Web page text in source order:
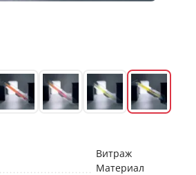
Витраж
Материал